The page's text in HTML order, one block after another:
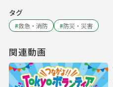
タグ
#救急・消防 #防災・災害
関連動画